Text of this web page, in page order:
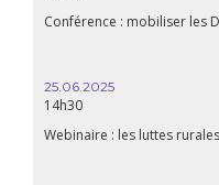
Conférence : mobiliser les
25.06.2025
14h30
Webinaire : les luttes